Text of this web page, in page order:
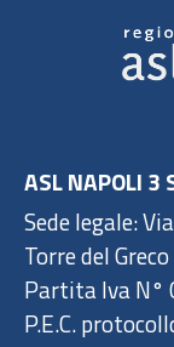
ASL NAPOLI 3
Sede legale:
Torre del
Partita Iva
P.E.C.